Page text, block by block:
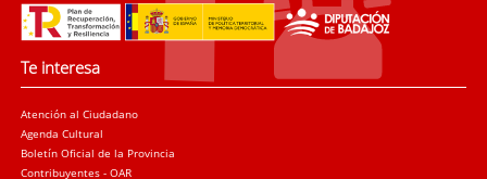
Te interesa
Atención al Ciudadano
Agenda Cultural
Boletín Oficial de la Provincia
Contribuyentes - OAR